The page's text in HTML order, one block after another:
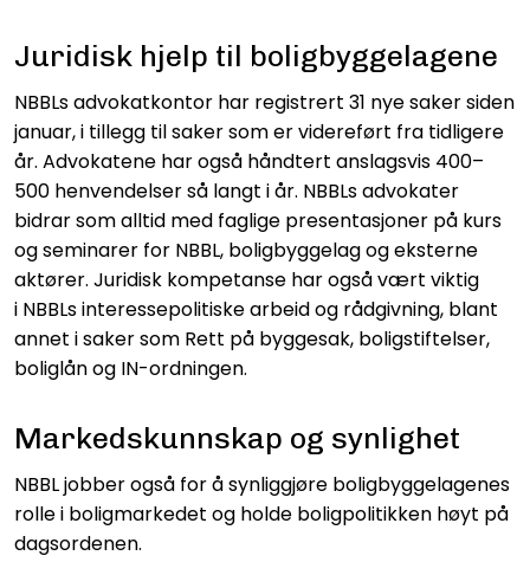
Juridisk hjelp til boligbyggelagene
NBBLs advokatkontor har registrert 31 nye saker siden
januar, i tillegg til saker som er videreført fra tidligere
år. Advokatene har også håndtert anslagsvis 400–
500 henvendelser så langt i år. NBBLs advokater
bidrar som alltid med faglige presentasjoner på kurs
og seminarer for NBBL, boligbyggelag og eksterne
aktører. Juridisk kompetanse har også vært viktig
i NBBLs interessepolitiske arbeid og rådgivning, blant
annet i saker som Rett på byggesak, boligstiftelser,
boliglån og IN-ordningen.
Markedskunnskap og synlighet
NBBL jobber også for å synliggjøre boligbyggelagenes
rolle i boligmarkedet og holde boligpolitikken høyt på
dagsordenen.